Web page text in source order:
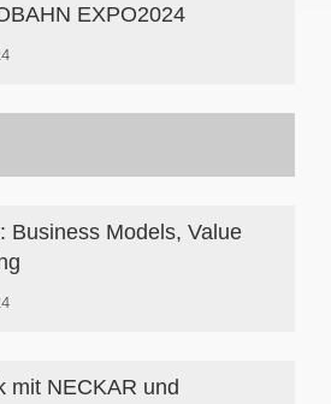
EXPO2024
Business Models, Value
mit NECKAR und